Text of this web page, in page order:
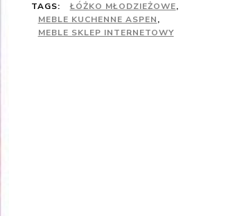
TAGS:
ŁÓŻKO MŁODZIEŻOWE,
MEBLE KUCHENNE ASPEN,
MEBLE SKLEP INTERNETOWY